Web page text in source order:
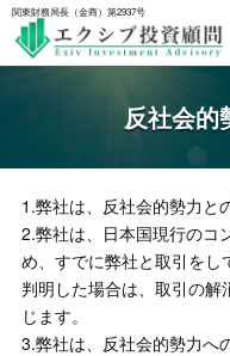
関東財務局長（金商）第2937号
反社会的
1.弊社は、反社会的勢力と
2.弊社は、日本国現行のコ
め、すでに弊社と取引を
判明した場合は、取引の
じます。
3.弊社は、反社会的勢力へ